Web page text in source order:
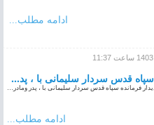
ادامه مطلب...
دیدار فرمانده سپاه قدس سردار سلیمانی با ، پدر ومادر سرداران شهید علیرضا وابوالقاسم حاجی بابایی
فرمانده سپاه قدس سردار سلیمانی با ، پدر ومادر…
ادامه مطلب...